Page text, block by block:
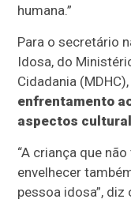
humana.”
Para o secretário
Idosa, do
Cidadania
enfrentamento
aspectos
“A criança que
envelhecer
pessoa idosa”,